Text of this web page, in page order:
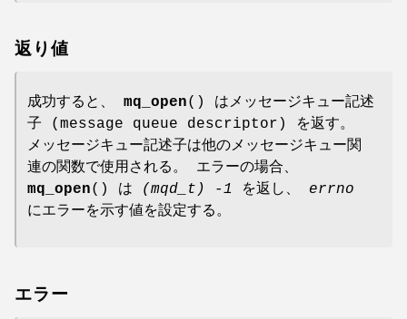
返り値
成功すると、 mq_open() はメッセージキュー記述
子 (message queue descriptor) を返す。
メッセージキュー記述子は他のメッセージキュー関
連の関数で使用される。 エラーの場合、
mq_open() は (mqd_t) -1 を返し、 errno
にエラーを示す値を設定する。
エラー